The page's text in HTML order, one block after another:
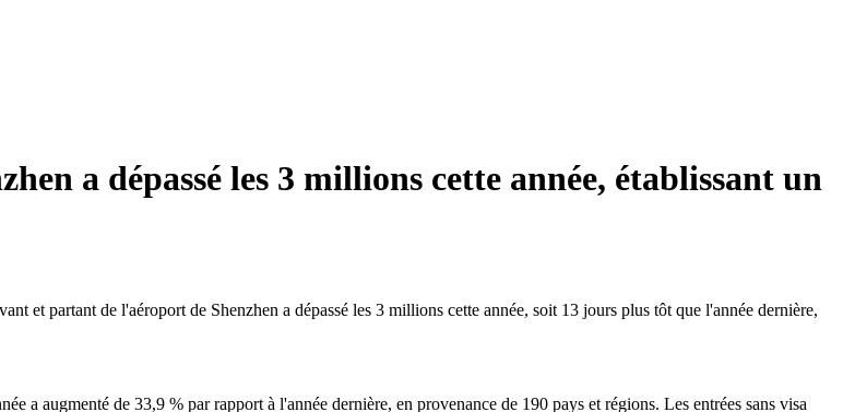
a dépassé les 3 millions cette année, établissant un
et partant de l'aéroport de Shenzhen a dépassé les 3 millions cette année, soit 13 jours plus tôt que l'année dernière,
a augmenté de 33,9 % par rapport à l'année dernière, en provenance de 190 pays et régions. Les entrées sans visa